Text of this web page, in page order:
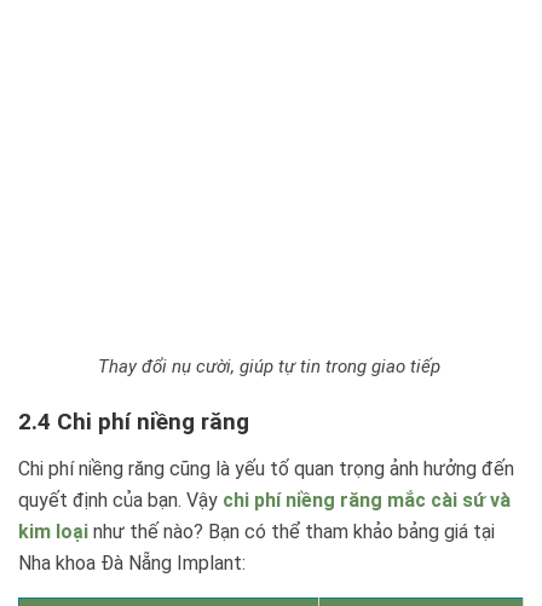
Thay đổi nụ cười, giúp tự tin trong giao tiếp
2.4 Chi phí niềng răng
Chi phí niềng răng cũng là yếu tố quan trọng ảnh hưởng đến
quyết định của bạn. Vậy chi phí niềng răng mắc cài sứ và
kim loại như thế nào? Bạn có thể tham khảo bảng giá tại
Nha khoa Đà Nẵng Implant: